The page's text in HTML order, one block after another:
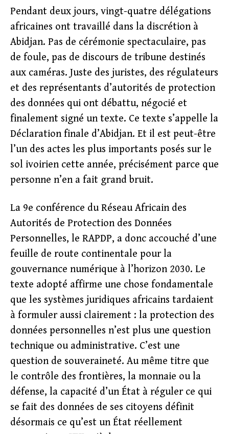
Pendant deux jours, vingt-quatre délégations
africaines ont travaillé dans la discrétion à
Abidjan. Pas de cérémonie spectaculaire, pas
de foule, pas de discours de tribune destinés
aux caméras. Juste des juristes, des régulateurs
et des représentants d’autorités de protection
des données qui ont débattu, négocié et
finalement signé un texte. Ce texte s’appelle la
Déclaration finale d’Abidjan. Et il est peut-être
l’un des actes les plus importants posés sur le
sol ivoirien cette année, précisément parce que
personne n’en a fait grand bruit.
La 9e conférence du Réseau Africain des
Autorités de Protection des Données
Personnelles, le RAPDP, a donc accouché d’une
feuille de route continentale pour la
gouvernance numérique à l’horizon 2030. Le
texte adopté affirme une chose fondamentale
que les systèmes juridiques africains tardaient
à formuler aussi clairement : la protection des
données personnelles n’est plus une question
technique ou administrative. C’est une
question de souveraineté. Au même titre que
le contrôle des frontières, la monnaie ou la
défense, la capacité d’un État à réguler ce qui
se fait des données de ses citoyens définit
désormais ce qu’est un État réellement